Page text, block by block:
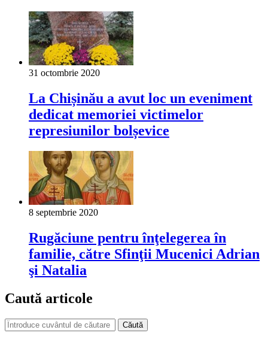
31 octombrie 2020
La Chișinău a avut loc un eveniment
dedicat memoriei victimelor
represiunilor bolșevice
8 septembrie 2020
Rugăciune pentru înţelegerea în
familie, către Sfinţii Mucenici Adrian
şi Natalia
Caută articole
Căută